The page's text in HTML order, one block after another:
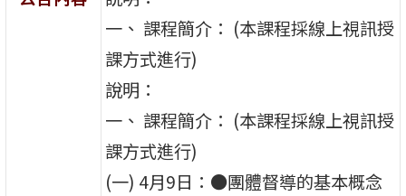
一、 課程簡介： (本課程採線上視訊授
課方式進行)
說明：
一、 課程簡介： (本課程採線上視訊授
課方式進行)
(一) 4月9日：●團體督導的基本概念